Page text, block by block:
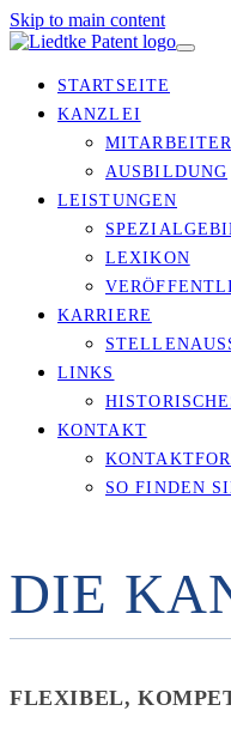
Skip to main content
STARTSEITE
KANZLEI
MITARBEITER
AUSBILDUNG
LEISTUNGEN
LEXIKON
KARRIERE
LINKS
KONTAKT
SO FINDEN
DIE
FLEXIBEL,